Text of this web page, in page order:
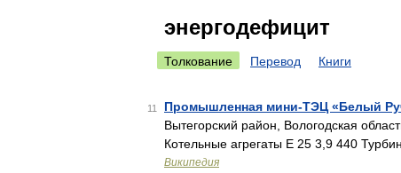
энергодефицит
Толкование Перевод Книги
11 Промышленная мини-ТЭЦ «Белый
Вытегорский район, Вологодская
Котельные агрегаты Е 25 3,9 440
Википедия